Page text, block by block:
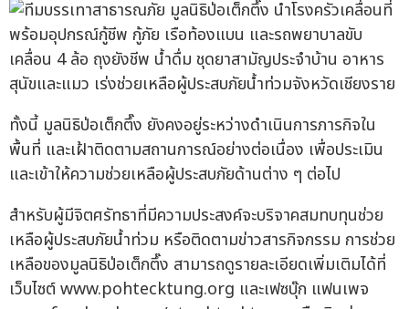
ทั้งนี้ มูลนิธิป่อเต็กตึ๊ง ยังคงอยู่ระหว่างดำเนินการภารกิจใน
พื้นที่ และเฝ้าติดตามสถานการณ์อย่างต่อเนื่อง เพื่อประเมิน
และเข้าให้ความช่วยเหลือผู้ประสบภัยด้านต่าง ๆ ต่อไป
สำหรับผู้มีจิตศรัทธาที่มีความประสงค์จะบริจาคสมทบทุนช่วย
เหลือผู้ประสบภัยน้ำท่วม หรือติดตามข่าวสารกิจกรรม การช่วย
เหลือของมูลนิธิป่อเต็กตึ๊ง สามารถดูรายละเอียดเพิ่มเติมได้ที่
เว็บไซต์ www.pohtecktung.org และเฟซบุ๊ก แฟนเพจ